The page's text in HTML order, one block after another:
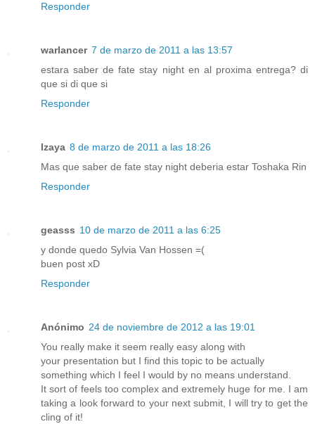
Responder
warlancer 7 de marzo de 2011 a las 13:57
estara saber de fate stay night en al proxima entrega? di
que si di que si
Responder
Izaya 8 de marzo de 2011 a las 18:26
Mas que saber de fate stay night deberia estar Toshaka Rin
Responder
geasss 10 de marzo de 2011 a las 6:25
y donde quedo Sylvia Van Hossen =(
buen post xD
Responder
Anónimo 24 de noviembre de 2012 a las 19:01
You really make it seem really easy along with
your presentation but I find this topic to be actually
something which I feel I would by no means understand.
It sort of feels too complex and extremely huge for me. I am
taking a look forward to your next submit, I will try to get the
cling of it!